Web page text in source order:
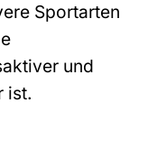
Sportarten
und
ist.